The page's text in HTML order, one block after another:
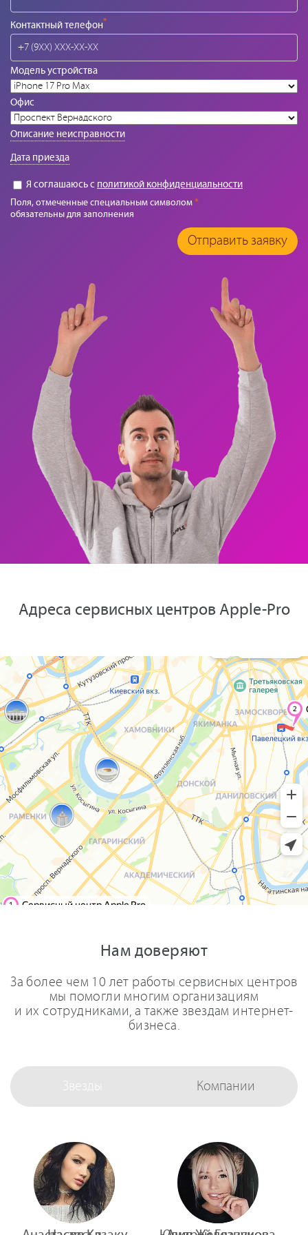
Контактный телефон*
Модель устройства
Офис
Описание неисправности
Дата приезда
Я соглашаюсь с политикой конфиденциальности
Поля, отмеченные специальным символом*
обязательны для заполнения
Отправить заявку
Адреса сервисных центров Apple-Pro
Нам доверяют
За более чем 10 лет работы сервисных центров
мы помогли многим организациям
и их сотрудниками, а также звездам интернет-
бизнеса.
Звезды Компании